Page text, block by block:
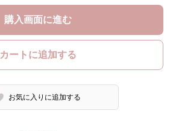
購入画面に進む
カートに追加する
お気に入りに追加する